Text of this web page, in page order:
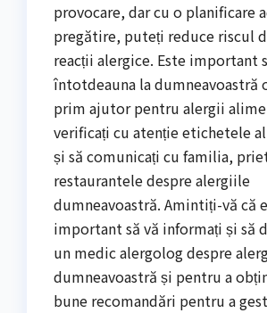
provocare, dar cu o planificare
pregătire, puteți reduce riscul
reacții alergice. Este important
întotdeauna la dumneavoastră
prim ajutor pentru alergii
verificați cu atenție etichetele
și să comunicați cu familia,
restaurantele despre alergiile
dumneavoastră. Amintiți-vă că
important să vă informați și să
un medic alergolog despre
dumneavoastră și pentru a
bune recomandări pentru a